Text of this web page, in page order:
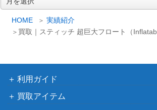
HOME
実績紹介
買取｜スティッチ 超巨大フロート（
ー
利用ガイド
買取アイテム